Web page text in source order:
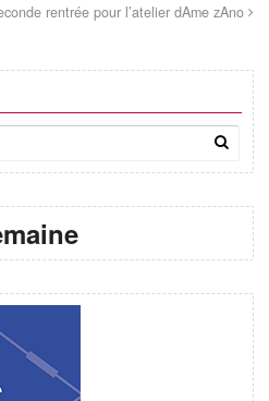
rentrée pour l’atelier dAme zAno